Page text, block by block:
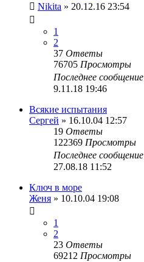
Nikita » 20.12.16 23:54
1
2
37 Ответы
76705 Просмотры
Последнее сообщение
9.11.18 19:46
Всякие испытания
Сергей » 16.10.04 12:57
19 Ответы
122369 Просмотры
Последнее сообщение
27.08.18 11:52
Ключ в море
Женя » 10.10.04 19:08
1
2
23 Ответы
69212 Просмотры